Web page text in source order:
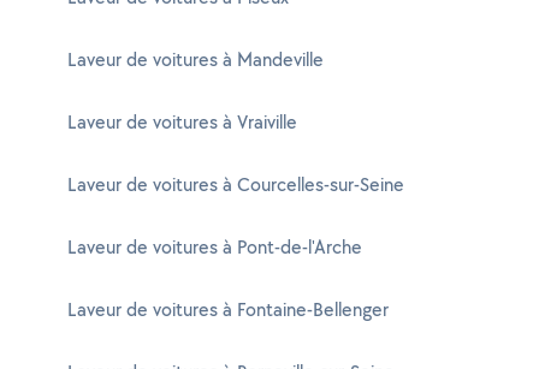
Laveur de voitures à Mandeville
Laveur de voitures à Vraiville
Laveur de voitures à Courcelles-sur-Seine
Laveur de voitures à Pont-de-l'Arche
Laveur de voitures à Fontaine-Bellenger